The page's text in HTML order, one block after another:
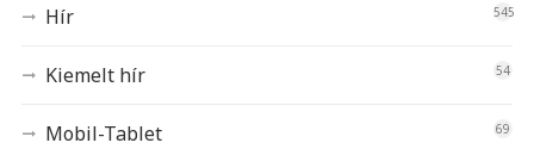
Hír 545
Kiemelt hír 54
Mobil-Tablet 69